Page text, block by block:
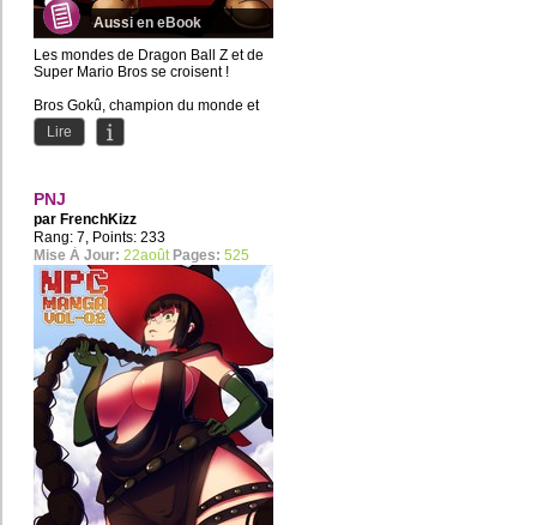
Aussi en eBook
Les mondes de Dragon Ball Z et de
Super Mario Bros se croisent !
Bros Gokû, champion du monde et
sauveur de la Terre, doit...
Lire
PNJ
par FrenchKizz
Rang: 7, Points: 233
Mise À Jour: 22août Pages: 525